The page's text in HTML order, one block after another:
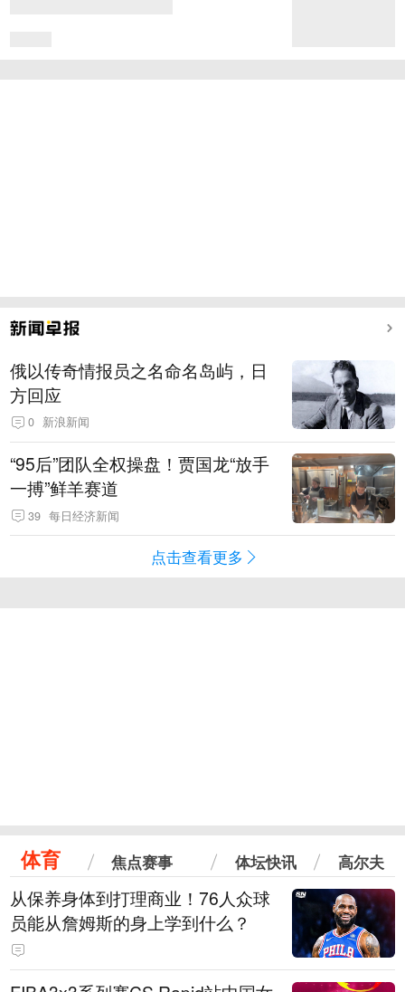
俄以传奇情报员之名命名岛屿，日
方回应
0 新浪新闻
“95后”团队全权操盘！贾国龙“放手
一搏”鲜羊赛道
39 每日经济新闻
点击查看更多
体育 焦点赛事 体坛快讯 高尔夫
从保养身体到打理商业！76人众球
员能从詹姆斯的身上学到什么？